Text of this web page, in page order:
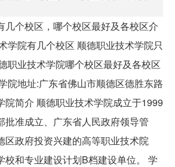
几个校区，哪个校区最好及各校区介
学院有几个校区 顺德职业技术学院只
职业技术学院哪个校区最好及各校区
院地址:广东省佛山市顺德区德胜东路
院简介 顺德职业技术学院成立于1999
批准成立、广东省人民政府领导管
区政府投资兴建的高等职业技术院
校和专业建设计划B档建设单位。 学